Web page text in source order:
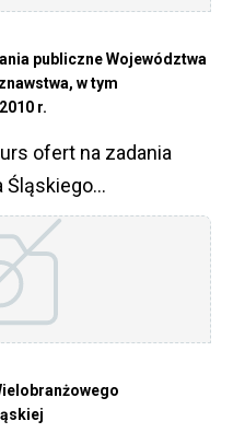
publiczne Województwa
w tym
r.
ofert na zadania